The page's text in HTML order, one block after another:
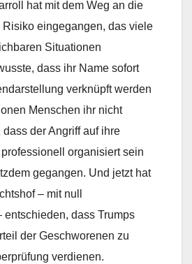
hat mit dem Weg an die
eingegangen, das viele
Situationen
dass ihr Name sofort
verknüpft werden
Menschen ihr nicht
der Angriff auf ihre
organisiert sein
gegangen. Und jetzt hat
– mit null
entschieden, dass Trumps
der Geschworenen zu
verdienen.